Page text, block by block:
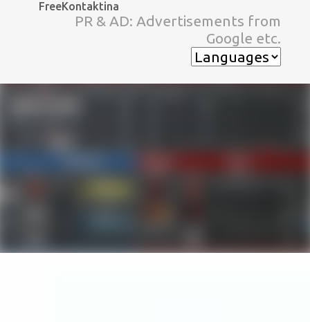
スキップしてメイン コンテンツに移動
FreeKontaktina
PR & AD: Advertisements from
Google etc.